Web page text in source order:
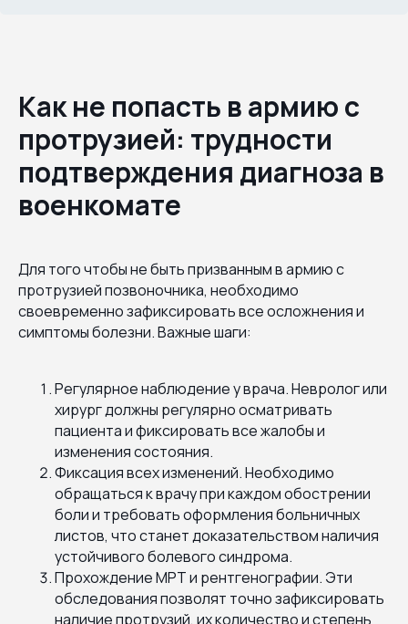
Как не попасть в армию с
протрузией: трудности
подтверждения диагноза в
военкомате
Для того чтобы не быть призванным в армию с
протрузией позвоночника, необходимо
своевременно зафиксировать все осложнения и
симптомы болезни. Важные шаги:
Регулярное наблюдение у врача. Невролог или
хирург должны регулярно осматривать
пациента и фиксировать все жалобы и
изменения состояния.
Фиксация всех изменений. Необходимо
обращаться к врачу при каждом обострении
боли и требовать оформления больничных
листов, что станет доказательством наличия
устойчивого болевого синдрома.
Прохождение МРТ и рентгенографии. Эти
обследования позволят точно зафиксировать
наличие протрузий, их количество и степень